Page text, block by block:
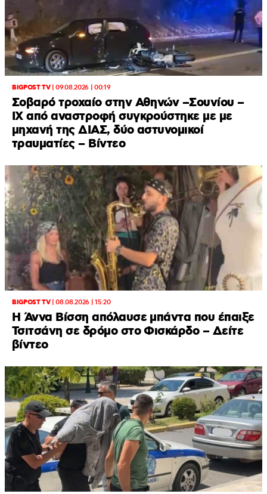
BIGPOST TV|09.08.2026 | 00:19
Σοβαρό τροχαίο στην Αθηνών –Σουνίου –
ΙΧ από αναστροφή συγκρούστηκε με με
μηχανή της ΔΙΑΣ, δύο αστυνομικοί
τραυματίες – Βίντεο
BIGPOST TV|08.08.2026 | 15:20
Η Άννα Βίσση απόλαυσε μπάντα που έπαιξε
Τσιτσάνη σε δρόμο στο Φισκάρδο – Δείτε
βίντεο